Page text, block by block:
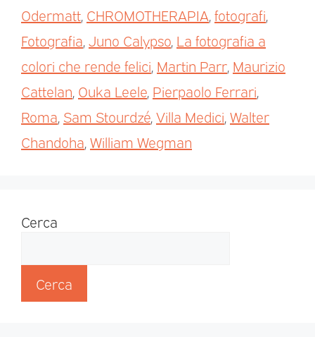
Odermatt, CHROMOTHERAPIA,fotografi,
Fotografia,Juno Calypso, La fotografia a
colori che rende felici, Martin Parr, Maurizio
Cattelan, Ouka Leele, Pierpaolo Ferrari,
Roma, Sam Stourdzé,Villa Medici,Walter
Chandoha,William Wegman
Cerca
Cerca